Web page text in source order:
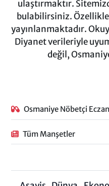
ulaştırmaktır.
bulabilirsiniz. Özellikle
yayınlanmaktadır.
Diyanet verileriyle
değil,
Osmaniye Nöbetçi
Tüm Manşetler